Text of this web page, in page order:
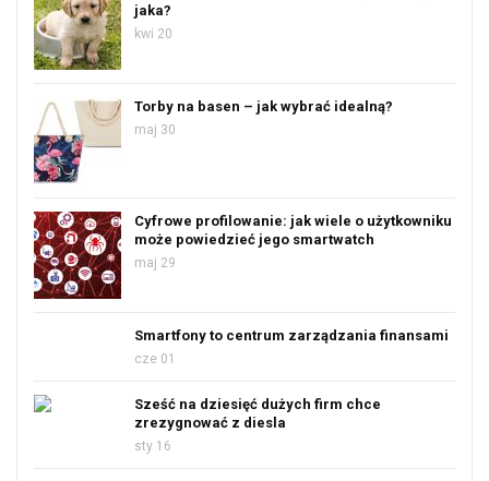
jaka?
kwi 20
Torby na basen – jak wybrać idealną?
maj 30
Cyfrowe profilowanie: jak wiele o użytkowniku
może powiedzieć jego smartwatch
maj 29
Smartfony to centrum zarządzania finansami
cze 01
Sześć na dziesięć dużych firm chce
zrezygnować z diesla
sty 16